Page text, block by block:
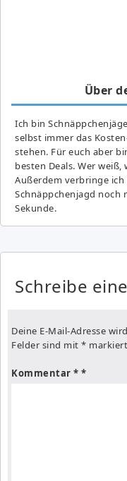
Über
Ich bin
selbst immer das
stehen. Für euch aber
besten Deals. Wer
Außerdem verbringe
Schnäppchenjagd noch
Sekunde.
Schreibe
Deine E-Mail-Adresse
Felder sind mit * markiert
Kommentar *